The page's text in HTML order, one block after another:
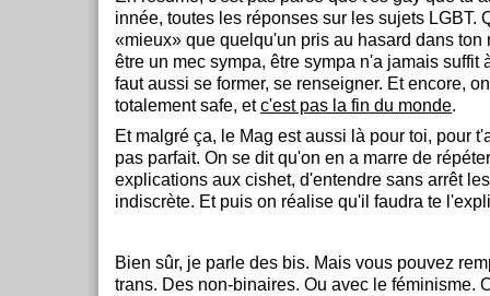
innée, toutes les réponses sur les sujets LGBT.
«mieux» que quelqu'un pris au hasard dans ton
être un mec sympa, être sympa n'a jamais suffit
faut aussi se former, se renseigner. Et encore,
totalement safe, etc'est pas la fin du monde.
Et malgré ça, le Mag est aussi là pour toi, pour
pas parfait. On se dit qu'on en a marre de
explications aux cishet, d'entendre sans arrêt
indiscrète. Et puis on réalise qu'il faudra te
Bien sûr, je parle des bis. Mais vous pouvez
trans. Des non-binaires. Ou avec le féminisme.